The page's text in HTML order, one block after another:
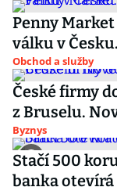
Penny
válku v
Obchod a služby
České firmy
z Bruselu.
Byznys
Stačí 500
banka